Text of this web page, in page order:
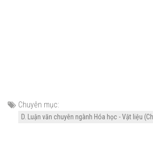
Chuyên mục:
D. Luận văn chuyên ngành Hóa học - Vật liệu